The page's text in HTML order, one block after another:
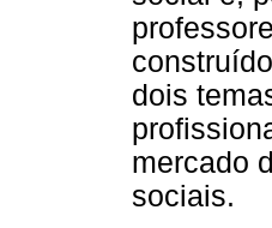
dois
mercado
sociais.